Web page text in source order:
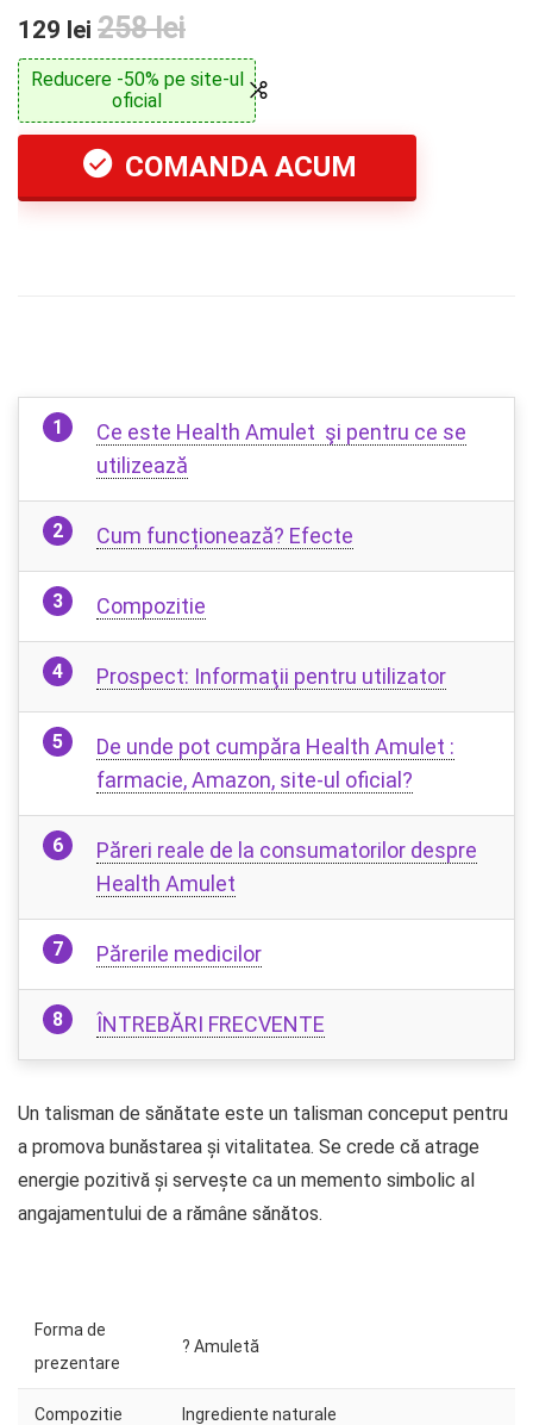
129 lei 258 lei
Reducere -50% pe site-ul
oficial
COMANDA ACUM
Ce este Health Amulet şi pentru ce se
utilizează
Cum funcționează? Efecte
Compozitie
Prospect: Informaţii pentru utilizator
De unde pot cumpăra Health Amulet :
farmacie, Amazon, site-ul oficial?
Păreri reale de la consumatorilor despre
Health Amulet
Părerile medicilor
ÎNTREBĂRI FRECVENTE
Un talisman de sănătate este un talisman conceput pentru
a promova bunăstarea și vitalitatea. Se crede că atrage
energie pozitivă și servește ca un memento simbolic al
angajamentului de a rămâne sănătos.
Forma de
prezentare
? Amuletă
Compozitie Ingrediente naturale